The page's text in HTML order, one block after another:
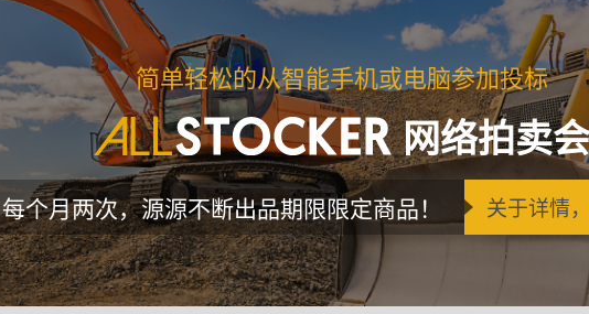
简单轻松的从智能手机或电脑参加投标
网络拍卖会
每个月两次，源源不断出品期限限定商品！ 关于详情